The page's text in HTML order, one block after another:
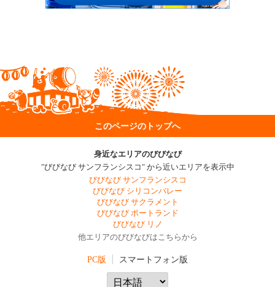
このページのトップへ
身近なエリアのびびなび
"びびなび サンフランシスコ" から近いエリアを表示中
びびなび サンフランシスコ
びびなび シリコンバレー
びびなび サクラメント
びびなび ポートランド
びびなび リノ
他エリアのびびなびはこちらから
PC版 スマートフォン版